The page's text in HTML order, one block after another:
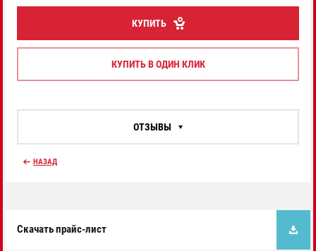
Скачать прайс-лист
КУПИТЬ
КУПИТЬ В ОДИН КЛИК
ОТЗЫВЫ
НАЗАД